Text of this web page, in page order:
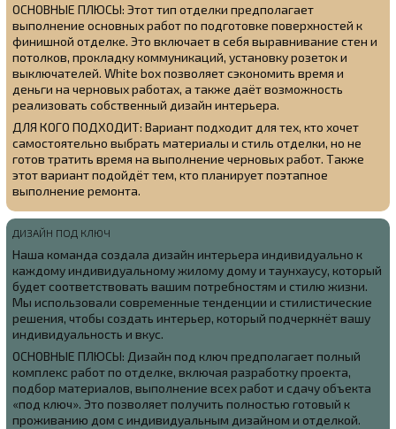
ОСНОВНЫЕ ПЛЮСЫ: Этот тип отделки предполагает
выполнение основных работ по подготовке поверхностей к
финишной отделке. Это включает в себя выравнивание стен и
потолков, прокладку коммуникаций, установку розеток и
выключателей. White box позволяет сэкономить время и
деньги на черновых работах, а также даёт возможность
реализовать собственный дизайн интерьера.
ДЛЯ КОГО ПОДХОДИТ: Вариант подходит для тех, кто хочет
самостоятельно выбрать материалы и стиль отделки, но не
готов тратить время на выполнение черновых работ. Также
этот вариант подойдёт тем, кто планирует поэтапное
выполнение ремонта.
ДИЗАЙН ПОД КЛЮЧ
Наша команда создала дизайн интерьера индивидуально к
каждому индивидуальному жилому дому и таунхаусу, который
будет соответствовать вашим потребностям и стилю жизни.
Мы использовали современные тенденции и стилистические
решения, чтобы создать интерьер, который подчеркнёт вашу
индивидуальность и вкус.
ОСНОВНЫЕ ПЛЮСЫ: Дизайн под ключ предполагает полный
комплекс работ по отделке, включая разработку проекта,
подбор материалов, выполнение всех работ и сдачу объекта
«под ключ». Это позволяет получить полностью готовый к
проживанию дом с индивидуальным дизайном и отделкой.